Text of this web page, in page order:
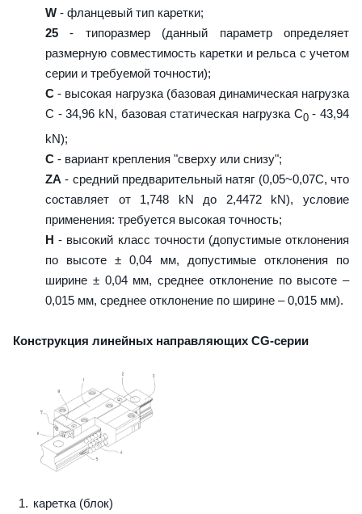
W - фланцевый тип каретки;
25 - типоразмер (данный параметр определяет
размерную совместимость каретки и рельса с учетом
серии и требуемой точности);
C - высокая нагрузка (базовая динамическая нагрузка
C - 34,96 kN, базовая статическая нагрузка С0- 43,94
kN);
C - вариант крепления "сверху или снизу";
ZA - средний предварительный натяг (0,05~0,07C, что
составляет от 1,748 kN до 2,4472 kN), условие
применения: требуется высокая точность;
H - высокий класс точности (допустимые отклонения
по высоте ± 0,04 мм, допустимые отклонения по
ширине ± 0,04 мм, среднее отклонение по высоте –
0,015 мм, среднее отклонение по ширине – 0,015 мм).
Конструкция линейных направляющих CG-серии
каретка (блок)